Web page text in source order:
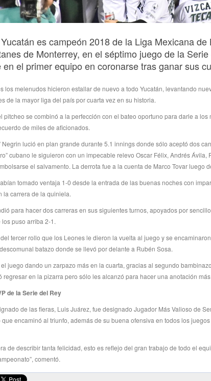
es campeón 2018 de la Liga Mexicana
de Monterrey, en el séptimo juego de la
el primer equipo en coronarse tras ganar sus
los melenudos hicieron estallar de nuevo a todo Yucatán, levantando
de la mayor liga del país por cuarta vez en su historia.
pitcheo se combinó a la perfección con el bateo oportuno para darle a
de miles de aficionados.
Negrin lució en plan grande durante 5.1 innings donde sólo aceptó dos
cubano le siguieron con un impecable relevo Oscar Félix, Andrés
el salvamento. La derrota fue a la cuenta de Marco Tovar luego
tomado ventaja 1-0 desde la entrada de las buenas noches con
la carrera de la quiniela.
para hacer dos carreras en sus siguientes turnos, apoyados por
puso arriba 2-1.
tercer rollo que los Leones le dieron la vuelta al juego y se
batazo donde se llevó por delante a Rubén Sosa.
juego dando un zarpazo más en la cuarta, gracias al segundo
regresar en la pizarra pero sólo les alcanzó para hacer una anotación
de la Serie del Rey
de las fieras, Luis Juárez, fue designado Jugador Más Valioso de
encaminó al triunfo, además de su buena ofensiva en todos los
de describir tanta felicidad, esto es reflejo del gran trabajo de todo el
comentó.